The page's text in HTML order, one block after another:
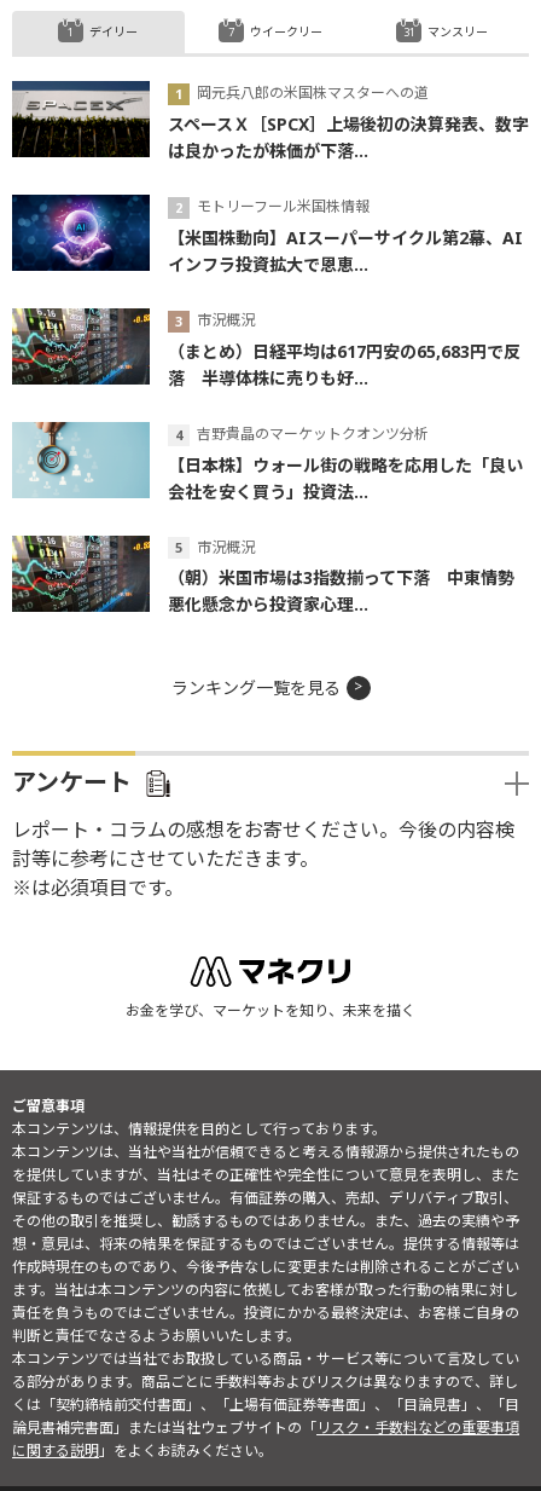
デイリー
岡元兵八郎の米国株マスターへの道
スペースＸ［SPCX］上場後初の決算発表、数字
は良かったが株価が下落...
モトリーフール米国株情報
【米国株動向】AIスーパーサイクル第2幕、AI
インフラ投資拡大で恩恵...
市況概況
（まとめ）日経平均は617円安の65,683円で反
落 半導体株に売りも好...
吉野貴晶のマーケットクオンツ分析
【日本株】ウォール街の戦略を応用した「良い
会社を安く買う」投資法...
市況概況
（朝）米国市場は3指数揃って下落 中東情勢
悪化懸念から投資家心理...
ウイークリー マンスリー
ランキング一覧を見る
アンケート
レポート・コラムの感想をお寄せください。今後の内容検
討等に参考にさせていただきます。
※は必須項目です。
お金を学び、マーケットを知り、未来を描く
ご留意事項
本コンテンツは、情報提供を目的として行っております。
本コンテンツは、当社や当社が信頼できると考える情報源から提供されたもの
を提供していますが、当社はその正確性や完全性について意見を表明し、また
保証するものではございません。有価証券の購入、売却、デリバティブ取引、
その他の取引を推奨し、勧誘するものではありません。また、過去の実績や予
想・意見は、将来の結果を保証するものではございません。提供する情報等は
作成時現在のものであり、今後予告なしに変更または削除されることがござい
ます。当社は本コンテンツの内容に依拠してお客様が取った行動の結果に対し
責任を負うものではございません。投資にかかる最終決定は、お客様ご自身の
判断と責任でなさるようお願いいたします。
本コンテンツでは当社でお取扱している商品・サービス等について言及してい
る部分があります。商品ごとに手数料等およびリスクは異なりますので、詳し
くは「契約締結前交付書面」、「上場有価証券等書面」、「目論見書」、「目
論見書補完書面」または当社ウェブサイトの「リスク・手数料などの重要事項
に関する説明」をよくお読みください。